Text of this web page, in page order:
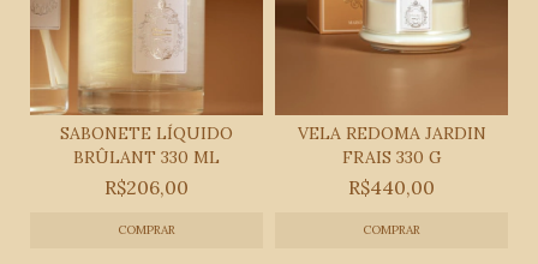
SABONETE LÍQUIDO
BRÛLANT 330 ML
R$206,00
VELA REDOMA JARDIN
FRAIS 330 G
R$440,00